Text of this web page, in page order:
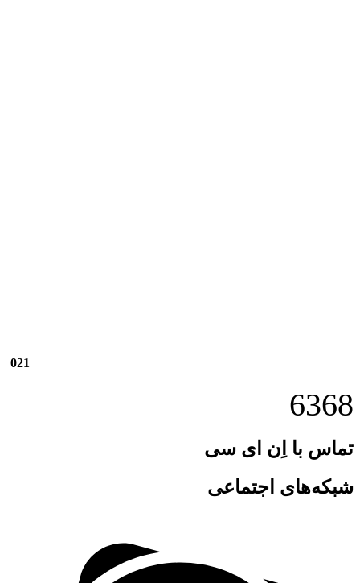
021
6368
تماس با اِن ای سی
شبکه‌های اجتماعی